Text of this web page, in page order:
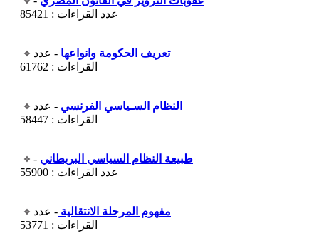
عدد القراءات : 85421
تعريف الحكومة وانواعها - عدد
القراءات : 61762
النظام السـياسي الفرنسي - عدد
القراءات : 58447
طبيعة النظام السياسي البريطاني -
عدد القراءات : 55900
مفهوم المرحلة الانتقالية - عدد
القراءات : 53771